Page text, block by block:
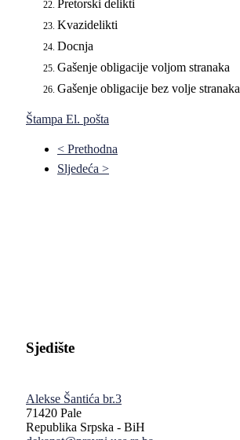
Pretorski delikti
Kvazidelikti
Docnja
Gašenje obligacije volјom stranaka
Gašenje obligacije bez volјe stranaka
Štampa El. pošta
< Prethodna
Sljedeća >
Sjedište
Alekse Šantića br.3
71420 Pale
Republika Srpska - BiH